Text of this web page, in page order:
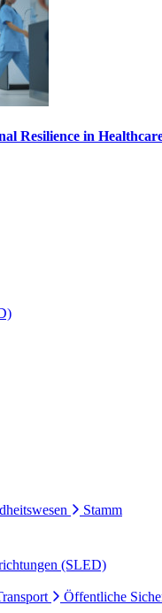
Resilience in
Stamm
(SLED)
Öffentliche